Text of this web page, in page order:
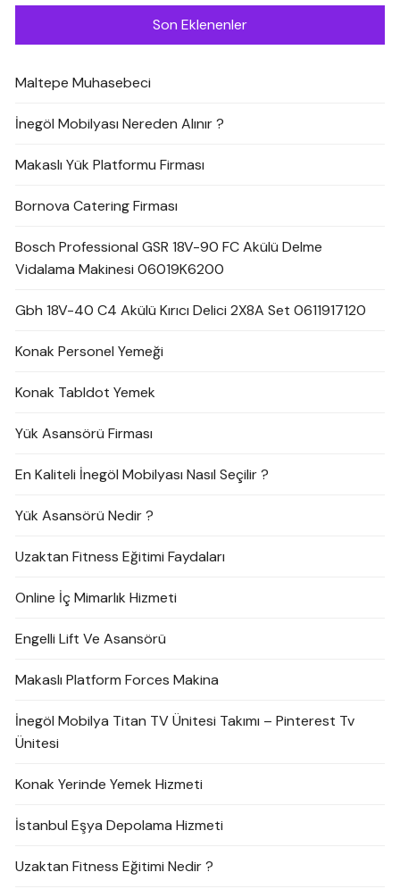
Son Eklenenler
Maltepe Muhasebeci
İnegöl Mobilyası Nereden Alınır ?
Makaslı Yük Platformu Firması
Bornova Catering Firması
Bosch Professional GSR 18V-90 FC Akülü Delme
Vidalama Makinesi 06019K6200
Gbh 18V-40 C4 Akülü Kırıcı Delici 2X8A Set 0611917120
Konak Personel Yemeği
Konak Tabldot Yemek
Yük Asansörü Firması
En Kaliteli İnegöl Mobilyası Nasıl Seçilir ?
Yük Asansörü Nedir ?
Uzaktan Fitness Eğitimi Faydaları
Online İç Mimarlık Hizmeti
Engelli Lift Ve Asansörü
Makaslı Platform Forces Makina
İnegöl Mobilya Titan TV Ünitesi Takımı – Pinterest Tv
Ünitesi
Konak Yerinde Yemek Hizmeti
İstanbul Eşya Depolama Hizmeti
Uzaktan Fitness Eğitimi Nedir ?